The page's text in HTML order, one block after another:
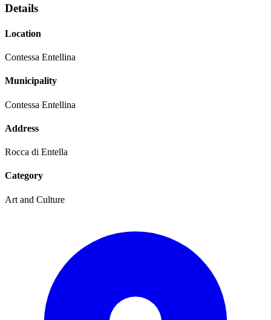
Details
Location
Contessa Entellina
Municipality
Contessa Entellina
Address
Rocca di Entella
Category
Art and Culture